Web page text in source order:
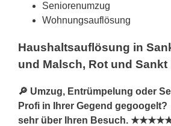
Seniorenumzug
Wohnungsauflösung
Haushaltsauflösung in
und Malsch, Rot und Sankt
🔎 Umzug, Entrümpelung oder
Profi in Ihrer Gegend
sehr über Ihren Besuch. ★★★★★